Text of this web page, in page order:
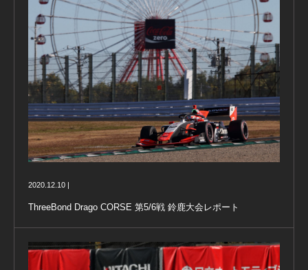
2020.12.10 |
ThreeBond Drago CORSE 第5/6戦 鈴鹿大会レポート